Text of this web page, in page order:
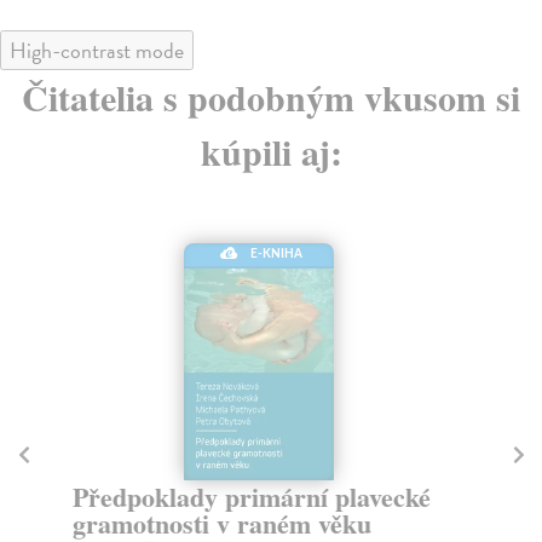
High-contrast mode
Čitatelia s podobným vkusom si
kúpili aj:
E-KNIHA
Nejúžasnější fotbalové příběhy
Wernicke Luciano| Elektronická kniha